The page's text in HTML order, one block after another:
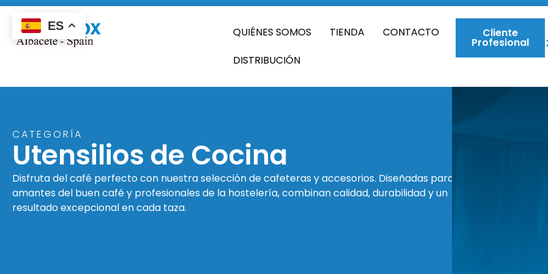
QUIÉNES SOMOS TIENDA
CONTACTO
DISTRIBUCIÓN
Cliente
Profesional
CATEGORÍA
Utensilios de Cocina
Disfruta del café perfecto con nuestra selección de cafeteras y accesorios. Diseñadas para
amantes del buen café y profesionales de la hostelería, combinan calidad, durabilidad y un
resultado excepcional en cada taza.
ES